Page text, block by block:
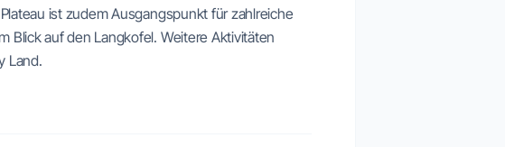
ist zudem Ausgangspunkt für zahlreiche
Blick auf den Langkofel. Weitere Aktivitäten
Land.